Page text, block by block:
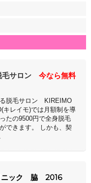
毛サロン 今なら無料
脱毛サロン KIREIMO
キレイモ)では月額制を導
たの9500円で全身脱毛
できます。 しかも、契
ニック 脇 2016